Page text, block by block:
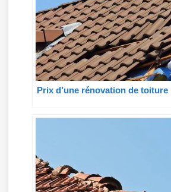
Prix d’une rénovation de toiture